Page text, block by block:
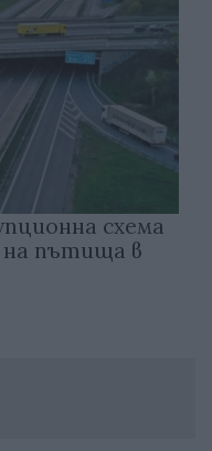
схема
пътища в